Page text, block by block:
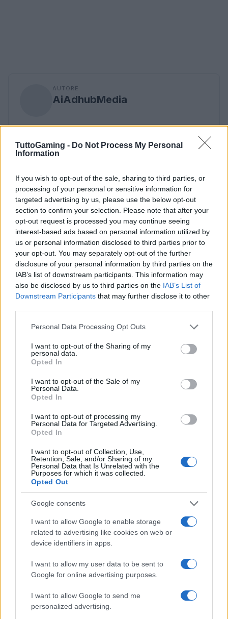
TuttoGaming - Do Not Process My Personal
Information
If you wish to opt-out of the sale, sharing to third parties, or
processing of your personal or sensitive information for
targeted advertising by us, please use the below opt-out
section to confirm your selection. Please note that after your
opt-out request is processed you may continue seeing
interest-based ads based on personal information utilized by
us or personal information disclosed to third parties prior to
your opt-out. You may separately opt-out of the further
disclosure of your personal information by third parties on the
IAB’s list of downstream participants. This information may
also be disclosed by us to third parties on the IAB’s List of
Downstream Participants that may further disclose it to other
Please note that this website/app uses one or more Google
not limited to your visit or usage behaviour. You may click to
grant or deny consent to Google and its third-party tags to
use your data for below specified purposes in below Google
consent section.
Personal Data Processing Opt Outs
I want to opt-out of the Sharing of my
personal data.
Opted In
I want to opt-out of the Sale of my
Personal Data.
Opted In
I want to opt-out of processing my
Personal Data for Targeted Advertising.
Opted In
I want to opt-out of Collection, Use,
Retention, Sale, and/or Sharing of my
Personal Data that Is Unrelated with the
Purposes for which it was collected.
Opted Out
Google consents
I want to allow Google to enable storage
related to advertising like cookies on web or
device identifiers in apps.
I want to allow my user data to be sent to
Google for online advertising purposes.
I want to allow Google to send me
personalized advertising.
AUTORE
AiAdhubMedia
Continua a leggere
GAMING NEWS
William, Kate e i principini in Scozia per i giochi del
Commonwealth: tutti i dettagli
GAMING NEWS